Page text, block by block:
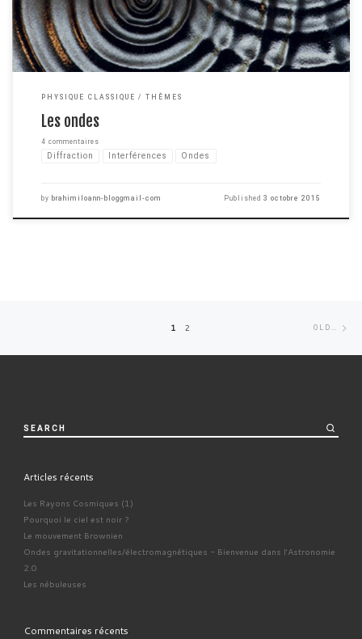
PHYSIQUE CLASSIQUE THÈMES
Les ondes
4 commentaires
Diffraction Interférences Ondes
by brahimiloann-bloggmail-com Published3 octobre 2015
1 2
SEARCH
Articles récents
Les Rayons Cosmiques (1)
Pourquoi le ciel est noir ?
Le mouvement Brownien
Ondes gravitationnelles/électromagnétiques - Bienvenue dans l'Astronomie
2.0
Les nébuleuses
Commentaires récents